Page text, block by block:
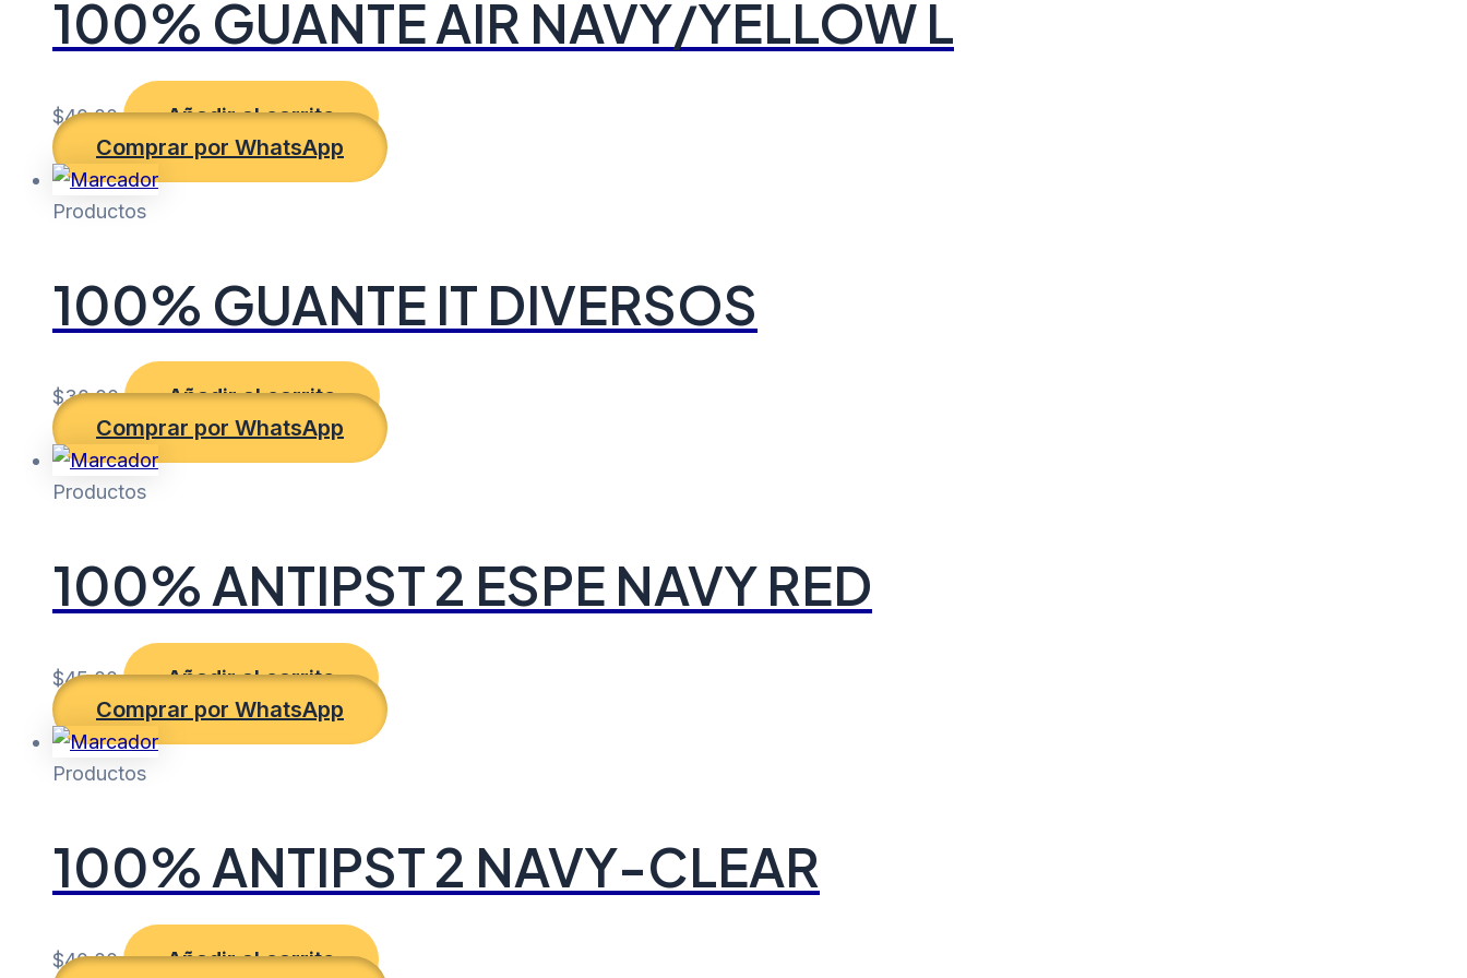
100% GUANTE AIR NAVY/YELLOW L
$40.00
Añadir al carrito
Comprar por WhatsApp
Productos
100% GUANTE IT DIVERSOS
$30.00
Añadir al carrito
Comprar por WhatsApp
Productos
100% ANTIPST 2 ESPE NAVY RED
$45.00
Añadir al carrito
Comprar por WhatsApp
Productos
100% ANTIPST 2 NAVY-CLEAR
$40.00
Añadir al carrito